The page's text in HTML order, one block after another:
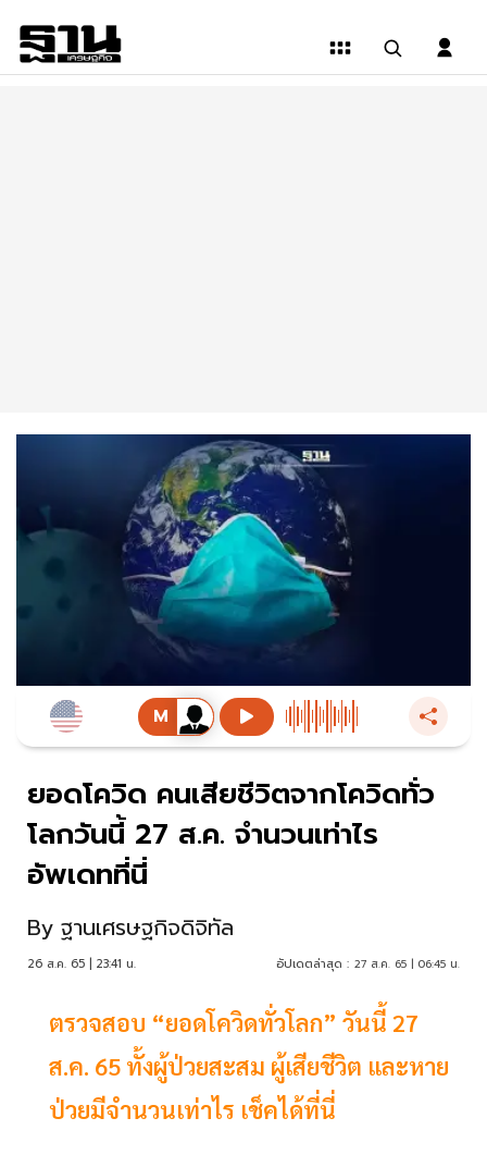
ยอดโควิด คนเสียชีวิตจากโควิดทั่ว
โลกวันนี้ 27 ส.ค. จำนวนเท่าไร
อัพเดทที่นี่
By ฐานเศรษฐกิจดิจิทัล
26 ส.ค. 65 | 23:41 น. อัปเดตล่าสุด : 27 ส.ค. 65 | 06:45 น.
ตรวจสอบ “ยอดโควิดทั่วโลก” วันนี้ 27
ส.ค. 65 ทั้งผู้ป่วยสะสม ผู้เสียชีวิต และหาย
ป่วยมีจำนวนเท่าไร เช็คได้ที่นี่